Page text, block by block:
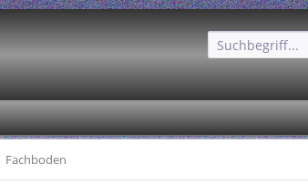
Fachboden